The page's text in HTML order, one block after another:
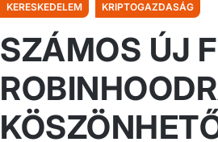
KERESKEDELEM KRIPTOGAZDASÁG
SZÁMOS ÚJ